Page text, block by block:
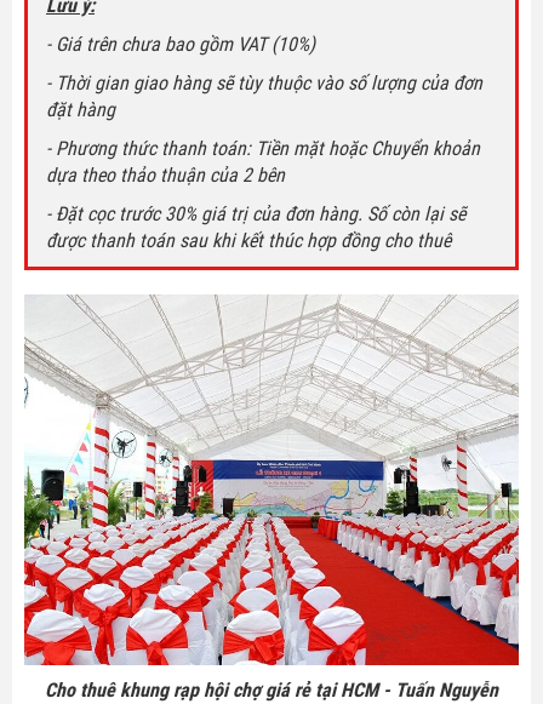
Lưu ý:
- Giá trên chưa bao gồm VAT (10%)
- Thời gian giao hàng sẽ tùy thuộc vào số lượng của đơn
đặt hàng
- Phương thức thanh toán: Tiền mặt hoặc Chuyển khoản
dựa theo thảo thuận của 2 bên
- Đặt cọc trước 30% giá trị của đơn hàng. Số còn lại sẽ
được thanh toán sau khi kết thúc hợp đồng cho thuê
Cho thuê khung rạp hội chợ giá rẻ tại HCM - Tuấn Nguyễn